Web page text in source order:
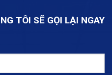
TÔI SẼ GỌI LẠI NGAY